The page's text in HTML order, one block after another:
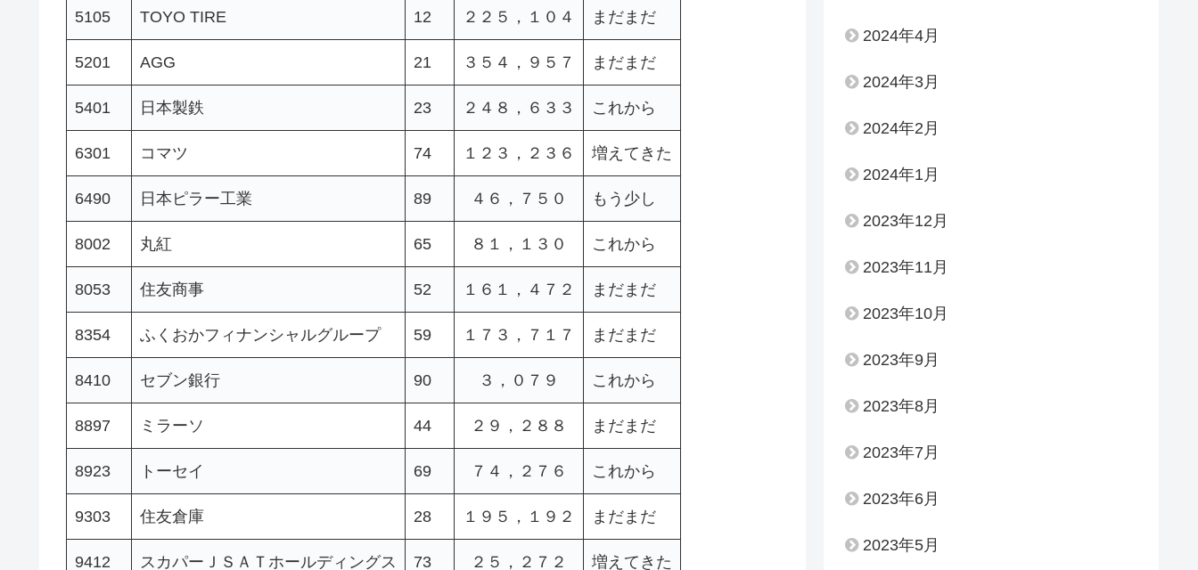
5105 TOYO TIRE 12 ２２５，１０４ まだまだ
5201 AGG 21 ３５４，９５７ まだまだ
5401 日本製鉄 23 ２４８，６３３ これから
6301 コマツ 74 １２３，２３６ 増えてきた
6490 日本ピラー工業 89 ４６，７５０ もう少し
8002 丸紅 65 ８１，１３０ これから
8053 住友商事 52 １６１，４７２ まだまだ
8354 ふくおかフィナンシャルグループ 59 １７３，７１７ まだまだ
8410 セブン銀行 90 ３，０７９ これから
8897 ミラーソ 44 ２９，２８８ まだまだ
8923 トーセイ 69 ７４，２７６ これから
9303 住友倉庫 28 １９５，１９２ まだまだ
9412 スカパーＪＳＡＴホールディングス 73 ２５，２７２ 増えてきた
2024年4月
2024年3月
2024年2月
2024年1月
2023年12月
2023年11月
2023年10月
2023年9月
2023年8月
2023年7月
2023年6月
2023年5月